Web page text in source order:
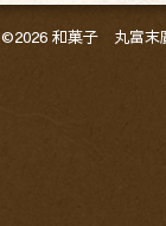
©2026 和菓子 丸富末